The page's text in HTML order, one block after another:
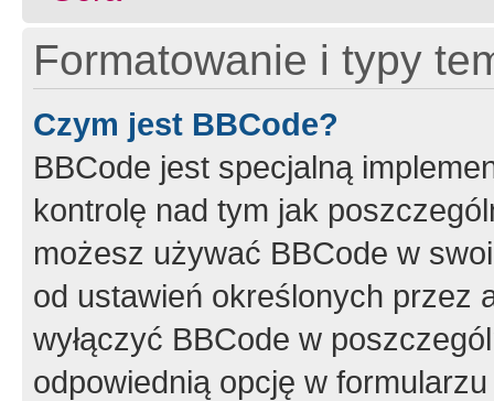
Formatowanie i typy
Czym jest BBCode?
BBCode jest specjalną
kontrolę nad tym jak
możesz używać BBCode w
od ustawień określonych przez
wyłączyć BBCode w
odpowiednią opcję w